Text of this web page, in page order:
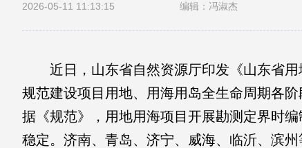
2026-05-11 11:13:15 编辑：冯淑杰
近日，山东省自然资源厅印发《山东省用
规范建设项目用地、用海用岛全生命周期各
据《规范》，用地用海项目开展勘测定界时
稳定。济南、青岛、济宁、威海、临沂、滨